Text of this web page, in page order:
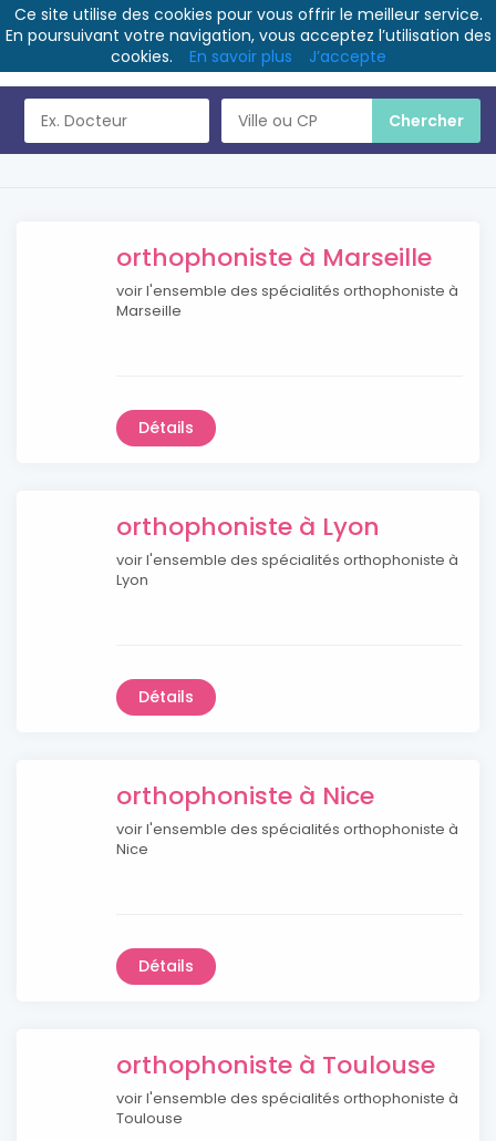
orthophoniste à Marseille
voir l'ensemble des spécialités orthophoniste à
Marseille
Détails
orthophoniste à Lyon
voir l'ensemble des spécialités orthophoniste à
Lyon
Détails
orthophoniste à Nice
voir l'ensemble des spécialités orthophoniste à
Nice
Détails
orthophoniste à Toulouse
voir l'ensemble des spécialités orthophoniste à
Toulouse
Ce site utilise des cookies pour vous offrir le meilleur service.
En poursuivant votre navigation, vous acceptez l’utilisation des
cookies.
En savoir plus J’accepte